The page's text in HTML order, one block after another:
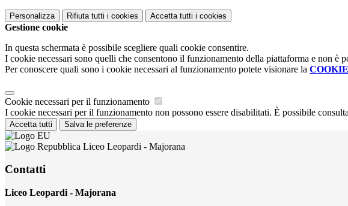
Personalizza Rifiuta tutti i cookies Accetta tutti i cookies
Gestione cookie
In questa schermata è possibile scegliere quali cookie consentire.
I cookie necessari sono quelli che consentono il funzionamento della piattaforma e non è
Per conoscere quali sono i cookie necessari al funzionamento potete visionare la
Cookie necessari per il funzionamento
I cookie necessari per il funzionamento non possono essere disabilitati. È possibile
Accetta tutti Salva le preferenze
Liceo Leopardi - Majorana
Contatti
Liceo Leopardi - Majorana